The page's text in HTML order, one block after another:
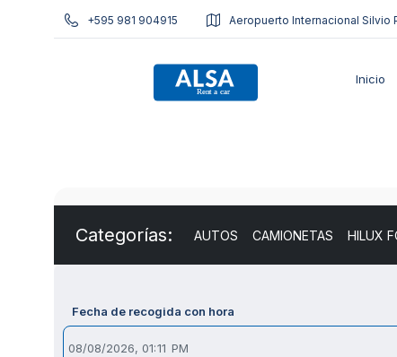
+595 981 904915 Aeropuerto Internacional Silvio
Inicio
Categorías: AUTOS CAMIONETAS HILUX
Fecha de recogida con hora